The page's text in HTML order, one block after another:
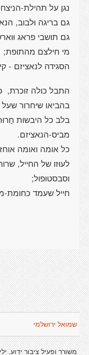
נגן על תהילת-
גם בריגה וּלבוב,
גם תושבי פראג
מי חילצם מהתופת;
הסגידה לנאציזם -
התבל כולה זוכרת,
בהביאו שיחרור
בלב כל היבשות
מביס-הנאציזם.
כל אומה ואומה
לעוּזו של החייל,
וסבסטופול;
חייל שעמד כחומת-
שמואל ירושלמי